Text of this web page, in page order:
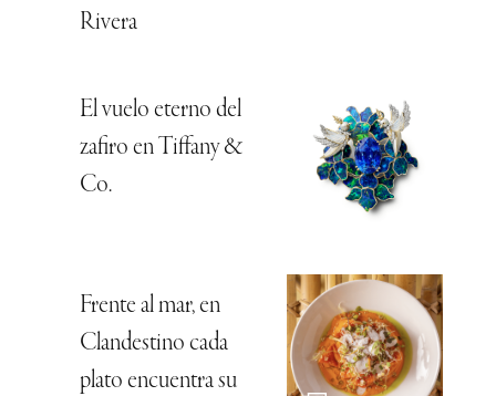
Rivera
El vuelo eterno del
zafiro en Tiffany &
Co.
Frente al mar, en
Clandestino cada
plato encuentra su